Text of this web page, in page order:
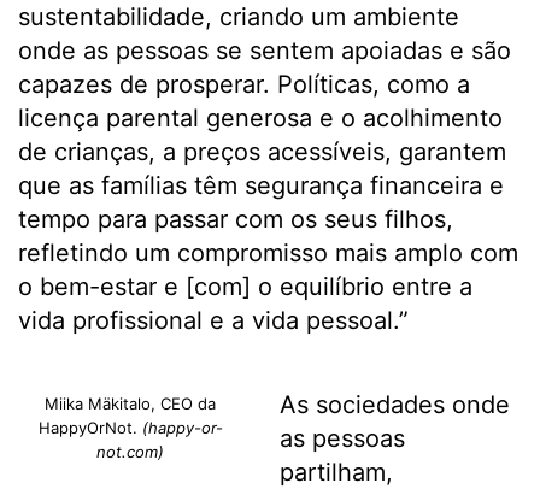
sustentabilidade, criando um ambiente
onde as pessoas se sentem apoiadas e são
capazes de prosperar. Políticas, como a
licença parental generosa e o acolhimento
de crianças, a preços acessíveis, garantem
que as famílias têm segurança financeira e
tempo para passar com os seus filhos,
refletindo um compromisso mais amplo com
o bem-estar e [com] o equilíbrio entre a
vida profissional e a vida pessoal.”
Miika Mäkitalo, CEO da
HappyOrNot. (happy-or-
not.com)
As sociedades onde
as pessoas
partilham,